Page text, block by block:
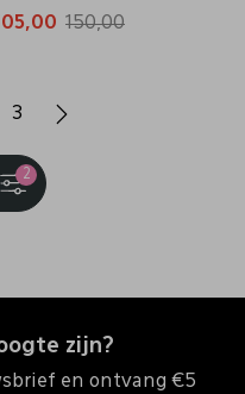
150,00
3
2
zijn?
en ontvang €5